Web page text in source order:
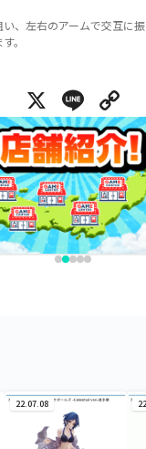
、左右のアームで交互に
。
X Line
22.07.08